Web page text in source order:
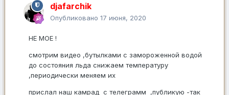
djafarchik
Опубликовано 17 июня, 2020
НЕ МОЕ !
смотрим видео ,бутылками с замороженной водой
до состояния льда снижаем температуру
,периодически меняем их
прислал наш камрад с телеграмм ,публикую -так